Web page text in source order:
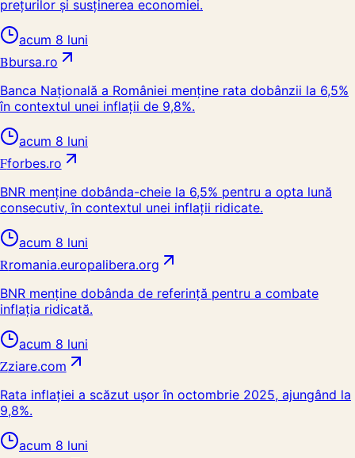
prețurilor și susținerea economiei.
acum 8 luni
Bbursa.ro
Banca Națională a României menține rata dobânzii la 6,5%
în contextul unei inflații de 9,8%.
acum 8 luni
Fforbes.ro
BNR menține dobânda-cheie la 6,5% pentru a opta lună
consecutiv, în contextul unei inflații ridicate.
acum 8 luni
Rromania.europalibera.org
BNR menține dobânda de referință pentru a combate
inflația ridicată.
acum 8 luni
Zziare.com
Rata inflației a scăzut ușor în octombrie 2025, ajungând la
9,8%.
acum 8 luni